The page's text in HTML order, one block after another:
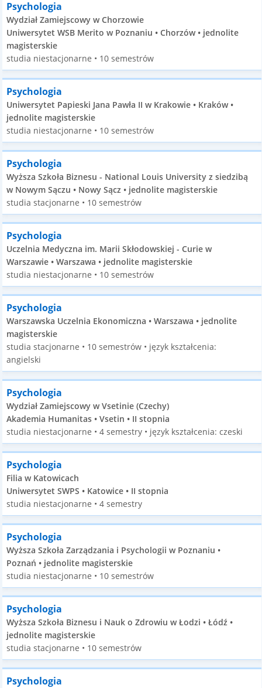
Psychologia
Wydział Zamiejscowy w Chorzowie
Uniwersytet WSB Merito w Poznaniu • Chorzów • jednolite
magisterskie
studia niestacjonarne • 10 semestrów
Psychologia
Uniwersytet Papieski Jana Pawła II w Krakowie • Kraków •
jednolite magisterskie
studia niestacjonarne • 10 semestrów
Psychologia
Wyższa Szkoła Biznesu - National Louis University z siedzibą
w Nowym Sączu • Nowy Sącz • jednolite magisterskie
studia stacjonarne • 10 semestrów
Psychologia
Uczelnia Medyczna im. Marii Skłodowskiej - Curie w
Warszawie • Warszawa • jednolite magisterskie
studia niestacjonarne • 10 semestrów
Psychologia
Warszawska Uczelnia Ekonomiczna • Warszawa • jednolite
magisterskie
studia stacjonarne • 10 semestrów • język kształcenia:
angielski
Psychologia
Wydział Zamiejscowy w Vsetinie (Czechy)
Akademia Humanitas • Vsetin • II stopnia
studia niestacjonarne • 4 semestry • język kształcenia: czeski
Psychologia
Filia w Katowicach
Uniwersytet SWPS • Katowice • II stopnia
studia niestacjonarne • 4 semestry
Psychologia
Wyższa Szkoła Zarządzania i Psychologii w Poznaniu •
Poznań • jednolite magisterskie
studia niestacjonarne • 10 semestrów
Psychologia
Wyższa Szkoła Biznesu i Nauk o Zdrowiu w Łodzi • Łódź •
jednolite magisterskie
studia stacjonarne • 10 semestrów
Psychologia